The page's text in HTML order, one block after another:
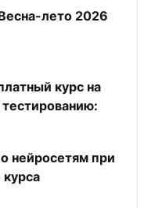
лето 2026
курс на
нейросетям при
курса